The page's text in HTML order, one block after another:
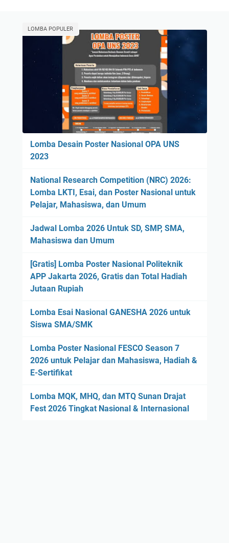
LOMBA POPULER
Lomba Desain Poster Nasional OPA UNS
2023
National Research Competition (NRC) 2026:
Lomba LKTI, Esai, dan Poster Nasional untuk
Pelajar, Mahasiswa, dan Umum
Jadwal Lomba 2026 Untuk SD, SMP, SMA,
Mahasiswa dan Umum
[Gratis] Lomba Poster Nasional Politeknik
APP Jakarta 2026, Gratis dan Total Hadiah
Jutaan Rupiah
Lomba Esai Nasional GANESHA 2026 untuk
Siswa SMA/SMK
Lomba Poster Nasional FESCO Season 7
2026 untuk Pelajar dan Mahasiswa, Hadiah &
E-Sertifikat
Lomba MQK, MHQ, dan MTQ Sunan Drajat
Fest 2026 Tingkat Nasional & Internasional